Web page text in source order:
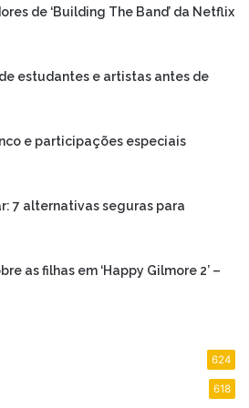
de ‘Building The Band’ da Netflix
estudantes e artistas antes de
e participações especiais
7 alternativas seguras para
as filhas em ‘Happy Gilmore 2’ –
624
618